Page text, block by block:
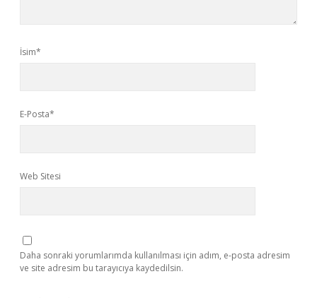
İsim*
E-Posta*
Web Sitesi
Daha sonraki yorumlarımda kullanılması için adım, e-posta adresim
ve site adresim bu tarayıcıya kaydedilsin.